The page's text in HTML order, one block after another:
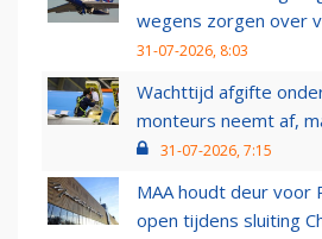
wegens zorgen over
31-07-2026, 8:03
Wachttijd afgifte
monteurs neemt af,
31-07-2026, 7:15
MAA houdt deur voor
open tijdens sluiting